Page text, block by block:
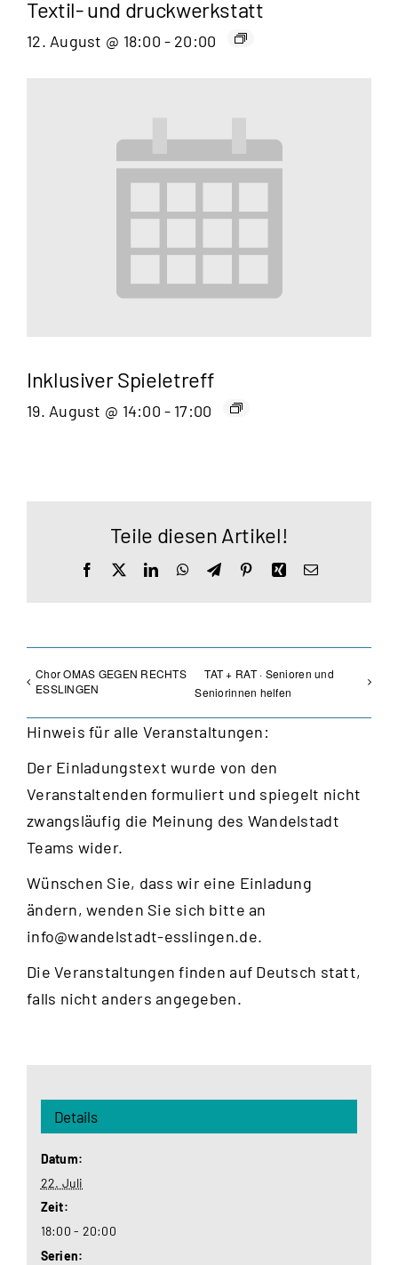
Textil- und druckwerkstatt
12. August @ 18:00 - 20:00
Inklusiver Spieletreff
19. August @ 14:00 - 17:00
Teile diesen Artikel!
Facebook LinkedInWhatsApp
TelegramPinterestXingE-
Chor OMAS GEGEN RECHTS
ESSLINGEN
TAT + RAT · Senioren und
Seniorinnen helfen
Hinweis für alle Veranstaltungen:
Der Einladungstext wurde von den
Veranstaltenden formuliert und spiegelt nicht
zwangsläufig die Meinung des Wandelstadt
Teams wider.
Wünschen Sie, dass wir eine Einladung
ändern, wenden Sie sich bitte an
info@wandelstadt-esslingen.de.
Die Veranstaltungen finden auf Deutsch statt,
falls nicht anders angegeben.
Details
Datum:
22. Juli
Zeit:
18:00 - 20:00
Serien: